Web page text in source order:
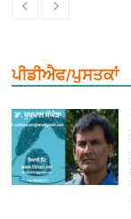
ਪੀਡੀਐਫ/ਪੁਸਤਕਾਂ